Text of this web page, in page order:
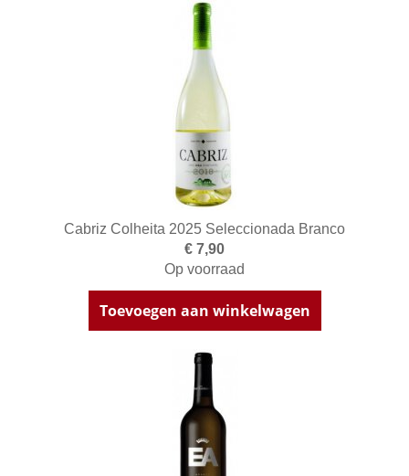
Cabriz Colheita 2025 Seleccionada Branco
€ 7,90
Op voorraad
Toevoegen aan winkelwagen